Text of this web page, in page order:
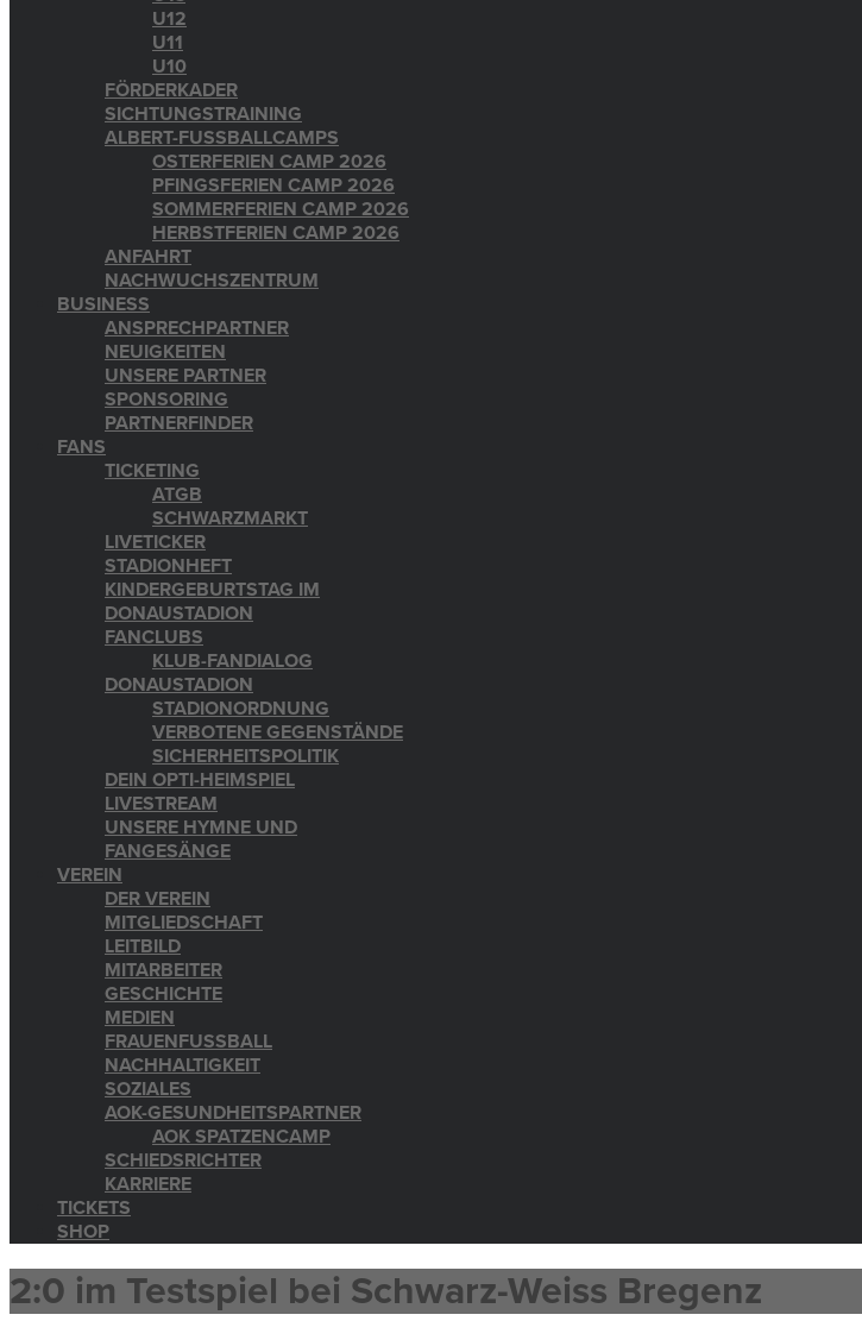
U12
U11
U10
FÖRDERKADER
SICHTUNGSTRAINING
ALBERT-FUSSBALLCAMPS
OSTERFERIEN CAMP 2026
PFINGSFERIEN CAMP 2026
SOMMERFERIEN CAMP 2026
HERBSTFERIEN CAMP 2026
ANFAHRT
NACHWUCHSZENTRUM
BUSINESS
ANSPRECHPARTNER
NEUIGKEITEN
UNSERE PARTNER
SPONSORING
PARTNERFINDER
FANS
TICKETING
ATGB
SCHWARZMARKT
LIVETICKER
STADIONHEFT
KINDERGEBURTSTAG IM
DONAUSTADION
FANCLUBS
KLUB-FANDIALOG
DONAUSTADION
STADIONORDNUNG
VERBOTENE GEGENSTÄNDE
SICHERHEITSPOLITIK
DEIN OPTI-HEIMSPIEL
LIVESTREAM
UNSERE HYMNE UND
FANGESÄNGE
VEREIN
DER VEREIN
MITGLIEDSCHAFT
LEITBILD
MITARBEITER
GESCHICHTE
MEDIEN
FRAUENFUSSBALL
NACHHALTIGKEIT
SOZIALES
AOK-GESUNDHEITSPARTNER
AOK SPATZENCAMP
SCHIEDSRICHTER
KARRIERE
TICKETS
SHOP
2:0 im Testspiel bei Schwarz-Weiss Bregenz